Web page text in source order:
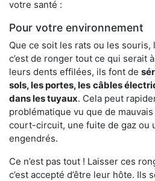
votre santé :
Pour votre environnement
Que ce soit les rats ou les
c’est de ronger tout ce qui serait
leurs dents effilées, ils font de
sols, les portes, les câbles
dans les tuyaux. Cela peut
problématique vu que de
court-circuit, une fuite de gaz ou
engendrés.
Ce n’est pas tout ! Laisser ces
c’est accepté d’être leur hôte. Ils